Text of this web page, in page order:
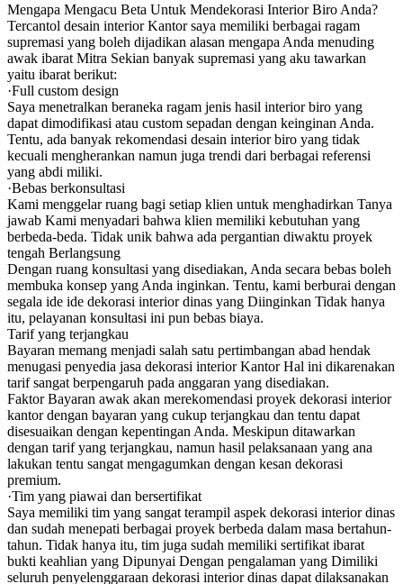
Mengapa Mengacu Beta Untuk Mendekorasi Interior Biro Anda?
Tercantol desain interior Kantor saya memiliki berbagai ragam
supremasi yang boleh dijadikan alasan mengapa Anda menuding
awak ibarat Mitra Sekian banyak supremasi yang aku tawarkan
yaitu ibarat berikut:
·Full custom design
Saya menetralkan beraneka ragam jenis hasil interior biro yang
dapat dimodifikasi atau custom sepadan dengan keinginan Anda.
Tentu, ada banyak rekomendasi desain interior biro yang tidak
kecuali mengherankan namun juga trendi dari berbagai referensi
yang abdi miliki.
·Bebas berkonsultasi
Kami menggelar ruang bagi setiap klien untuk menghadirkan Tanya
jawab Kami menyadari bahwa klien memiliki kebutuhan yang
berbeda-beda. Tidak unik bahwa ada pergantian diwaktu proyek
tengah Berlangsung
Dengan ruang konsultasi yang disediakan, Anda secara bebas boleh
membuka konsep yang Anda inginkan. Tentu, kami berburai dengan
segala ide ide dekorasi interior dinas yang Diinginkan Tidak hanya
itu, pelayanan konsultasi ini pun bebas biaya.
Tarif yang terjangkau
Bayaran memang menjadi salah satu pertimbangan abad hendak
menugasi penyedia jasa dekorasi interior Kantor Hal ini dikarenakan
tarif sangat berpengaruh pada anggaran yang disediakan.
Faktor Bayaran awak akan merekomendasi proyek dekorasi interior
kantor dengan bayaran yang cukup terjangkau dan tentu dapat
disesuaikan dengan kepentingan Anda. Meskipun ditawarkan
dengan tarif yang terjangkau, namun hasil pelaksanaan yang ana
lakukan tentu sangat mengagumkan dengan kesan dekorasi
premium.
·Tim yang piawai dan bersertifikat
Saya memiliki tim yang sangat terampil aspek dekorasi interior dinas
dan sudah menepati berbagai proyek berbeda dalam masa bertahun-
tahun. Tidak hanya itu, tim juga sudah memiliki sertifikat ibarat
bukti keahlian yang Dipunyai Dengan pengalaman yang Dimiliki
seluruh penyelenggaraan dekorasi interior dinas dapat dilaksanakan